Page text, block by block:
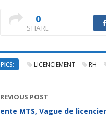
0
SHARE
LICENCIEMENT RH
POST
MTS, Vague de